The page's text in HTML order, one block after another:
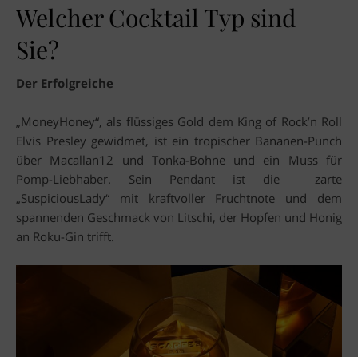
Welcher Cocktail Typ sind
Sie?
Der Erfolgreiche
„MoneyHoney“, als flüssiges Gold dem King of Rock’n Roll
Elvis Presley gewidmet, ist ein tropischer Bananen-Punch
über Macallan12 und Tonka-Bohne und ein Muss für
Pomp-Liebhaber. Sein Pendant ist die zarte
„SuspiciousLady“ mit kraftvoller Fruchtnote und dem
spannenden Geschmack von Litschi, der Hopfen und Honig
an Roku-Gin trifft.